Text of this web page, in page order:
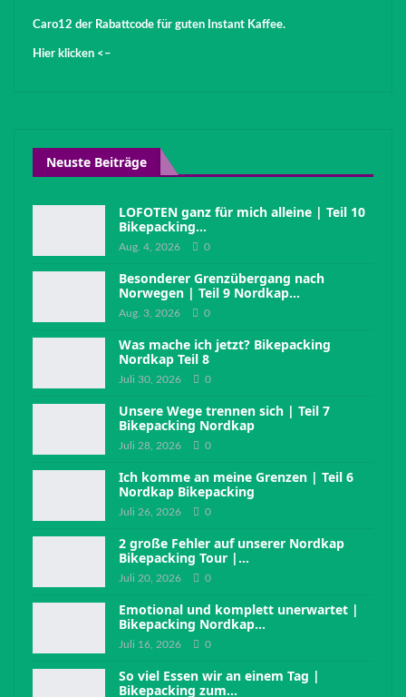
Caro12 der Rabattcode für guten Instant Kaffee.
Hier klicken <–
Neuste Beiträge
LOFOTEN ganz für mich alleine | Teil 10
Bikepacking…
Aug. 4, 2026 0
Besonderer Grenzübergang nach
Norwegen | Teil 9 Nordkap…
Aug. 3, 2026 0
Was mache ich jetzt? Bikepacking
Nordkap Teil 8
Juli 30, 2026 0
Unsere Wege trennen sich | Teil 7
Bikepacking Nordkap
Juli 28, 2026 0
Ich komme an meine Grenzen | Teil 6
Nordkap Bikepacking
Juli 26, 2026 0
2 große Fehler auf unserer Nordkap
Bikepacking Tour |…
Juli 20, 2026 0
Emotional und komplett unerwartet |
Bikepacking Nordkap…
Juli 16, 2026 0
So viel Essen wir an einem Tag |
Bikepacking zum…